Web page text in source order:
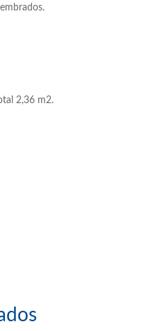
2,36 m2.